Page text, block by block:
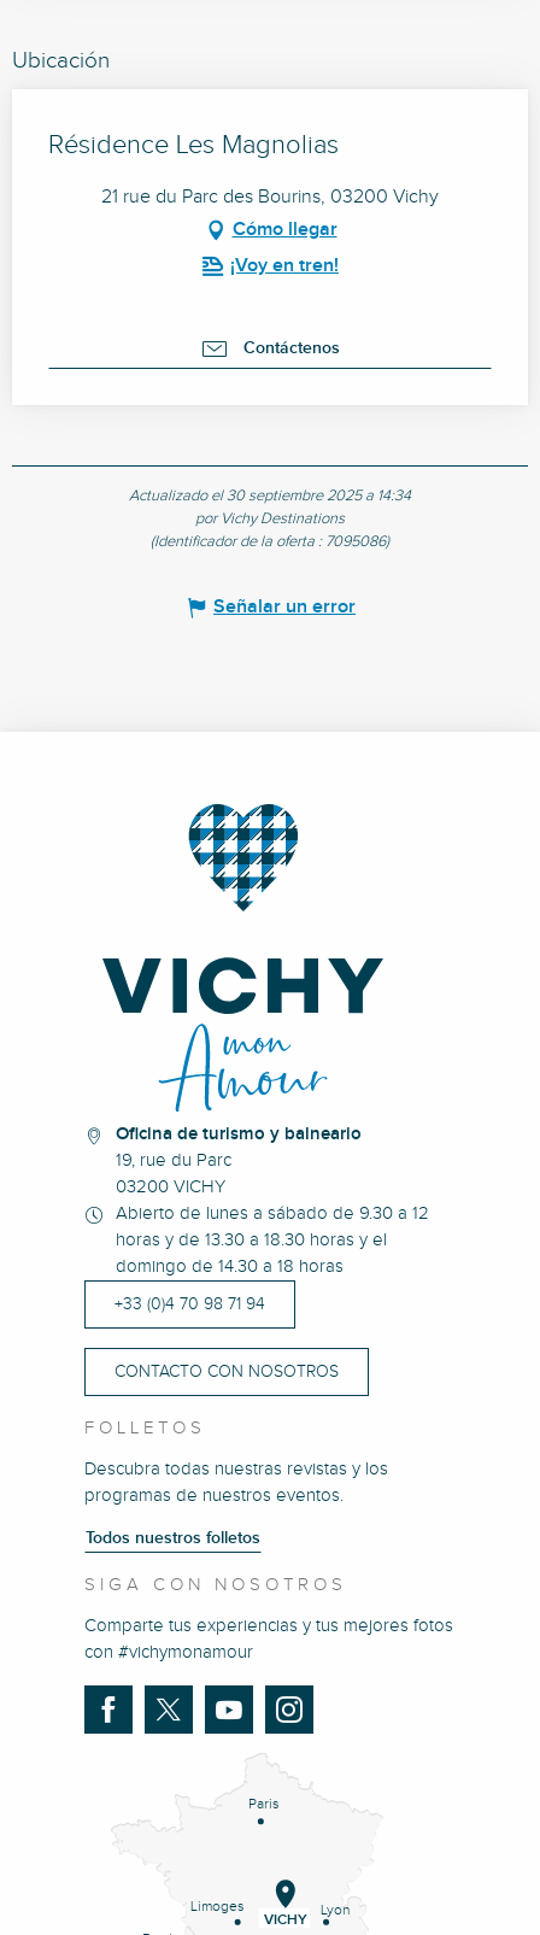
Ubicación
Résidence Les Magnolias
21 rue du Parc des Bourins, 03200 Vichy
Cómo llegar
¡Voy en tren!
Contáctenos
Actualizado el 30 septiembre 2025 a 14:34
por Vichy Destinations
(Identificador de la oferta : 7095086)
Señalar un error
Oficina de turismo y balneario
19, rue du Parc
03200 VICHY
Abierto de lunes a sábado de 9.30 a 12
horas y de 13.30 a 18.30 horas y el
domingo de 14.30 a 18 horas
+33 (0)4 70 98 71 94
CONTACTO CON NOSOTROS
FOLLETOS
Descubra todas nuestras revistas y los
programas de nuestros eventos.
Todos nuestros folletos
SIGA CON NOSOTROS
Comparte tus experiencias y tus mejores fotos
con #vichymonamour
Paris
Lyon
Limoges
VICHY